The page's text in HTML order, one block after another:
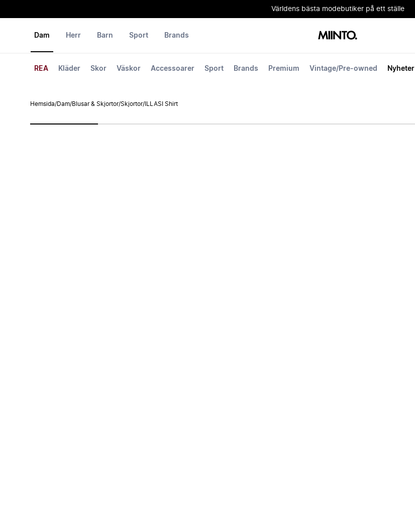
Världens bästa modebutiker på ett ställe
Dam
REA Kläder Skor Väskor Accessoarer Sport Brands Premium Vintage/Pre-owned Nyheter
Herr Barn Sport Brands
Hemsida/Dam/Blusar & Skjortor/Skjortor/ ILLASI Shirt